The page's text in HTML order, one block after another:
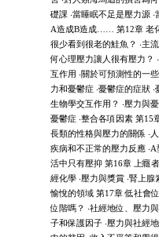
礎課 ‧當睡眠不足是壓力源
A造成B造成…… 第12章 老
很少看到很老的鮭魚？ ‧主
何心理壓力讓人很有壓力？
互作用 ‧關於可預測性的一
力和憂鬱症 ‧憂鬱症的症狀
生物學交互作用？ ‧壓力與
憂鬱症 ‧整合各項因素 第15
長類的性格與壓力的關係 ‧
疾病和不正常的壓力反應
活中只有壓抑 第16章 上癮
經化學 ‧壓力與獎賞 ‧腎上腺
愉悅的領域 第17章 低社會
位階嗎？ ‧社經地位、壓力
子和保護因子 ‧壓力與社經